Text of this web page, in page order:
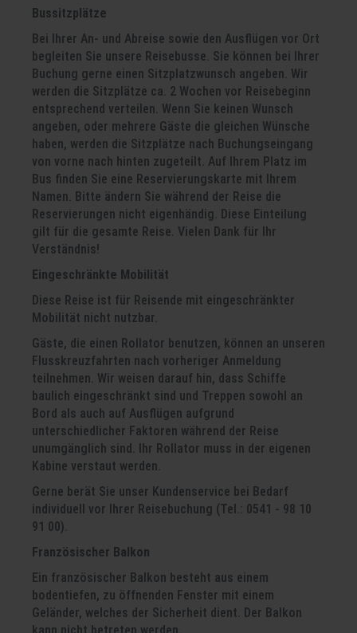
Bussitzplätze
Bei Ihrer An- und Abreise sowie den Ausflügen vor Ort
begleiten Sie unsere Reisebusse. Sie können bei Ihrer
Buchung gerne einen Sitzplatzwunsch angeben. Wir
werden die Sitzplätze ca. 2 Wochen vor Reisebeginn
entsprechend verteilen. Wenn Sie keinen Wunsch
angeben, oder mehrere Gäste die gleichen Wünsche
haben, werden die Sitzplätze nach Buchungseingang
von vorne nach hinten zugeteilt. Auf Ihrem Platz im
Bus finden Sie eine Reservierungskarte mit Ihrem
Namen. Bitte ändern Sie während der Reise die
Reservierungen nicht eigenhändig. Diese Einteilung
gilt für die gesamte Reise. Vielen Dank für Ihr
Verständnis!
Eingeschränkte Mobilität
Diese Reise ist für Reisende mit eingeschränkter
Mobilität nicht nutzbar.
Gäste, die einen Rollator benutzen, können an unseren
Flusskreuzfahrten nach vorheriger Anmeldung
teilnehmen. Wir weisen darauf hin, dass Schiffe
baulich eingeschränkt sind und Treppen sowohl an
Bord als auch auf Ausflügen aufgrund
unterschiedlicher Faktoren während der Reise
unumgänglich sind. Ihr Rollator muss in der eigenen
Kabine verstaut werden.
Gerne berät Sie unser Kundenservice bei Bedarf
individuell vor Ihrer Reisebuchung (Tel.: 0541 - 98 10
91 00).
Französischer Balkon
Ein französischer Balkon besteht aus einem
bodentiefen, zu öffnenden Fenster mit einem
Geländer, welches der Sicherheit dient. Der Balkon